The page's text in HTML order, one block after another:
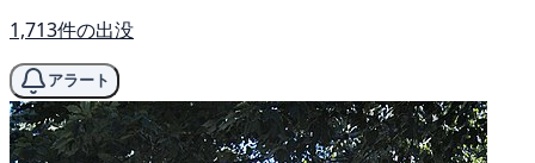
1,713件の出没
アラート